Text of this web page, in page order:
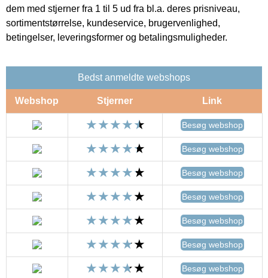
dem med stjerner fra 1 til 5 ud fra bl.a. deres prisniveau,
sortimentstørrelse, kundeservice, brugervenlighed,
betingelser, leveringsformer og betalingsmuligheder.
Bedst anmeldte webshops
Webshop Stjerner Link
Besøg webshop
Besøg webshop
Besøg webshop
Besøg webshop
Besøg webshop
Besøg webshop
Besøg webshop